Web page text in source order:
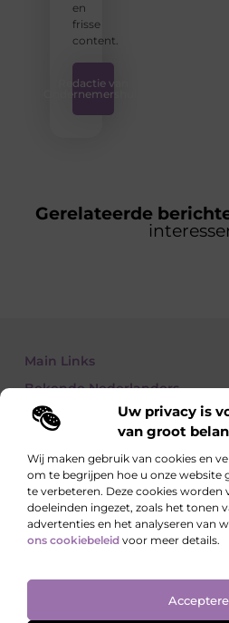
Uw privacy is
van groot
Wij maken gebruik van cookies en
om te begrijpen hoe u onze website
te verbeteren. Deze cookies worden
doeleinden ingezet, zoals het tonen
advertenties en het analyseren van
ons cookiebeleid voor meer details.
en
frisse
content.
Redactie van
Ondernemershuis
Gerelateerde
Main Links
Bekende Nederlanders
Lees, Ontdek,
Blogs over alledaagse onderwerpen –
je blik